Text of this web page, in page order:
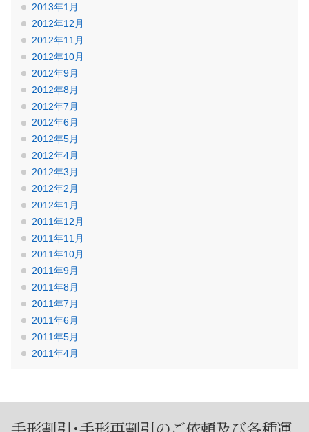
2013年1月
2012年12月
2012年11月
2012年10月
2012年9月
2012年8月
2012年7月
2012年6月
2012年5月
2012年4月
2012年3月
2012年2月
2012年1月
2011年12月
2011年11月
2011年10月
2011年9月
2011年8月
2011年7月
2011年6月
2011年5月
2011年4月